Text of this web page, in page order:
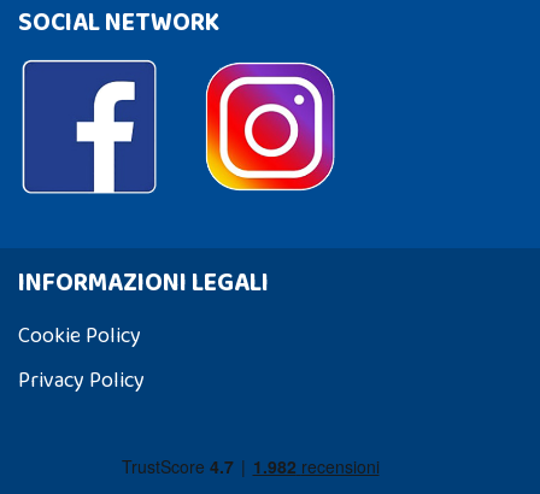
SOCIAL NETWORK
INFORMAZIONI LEGALI
Cookie Policy
Privacy Policy